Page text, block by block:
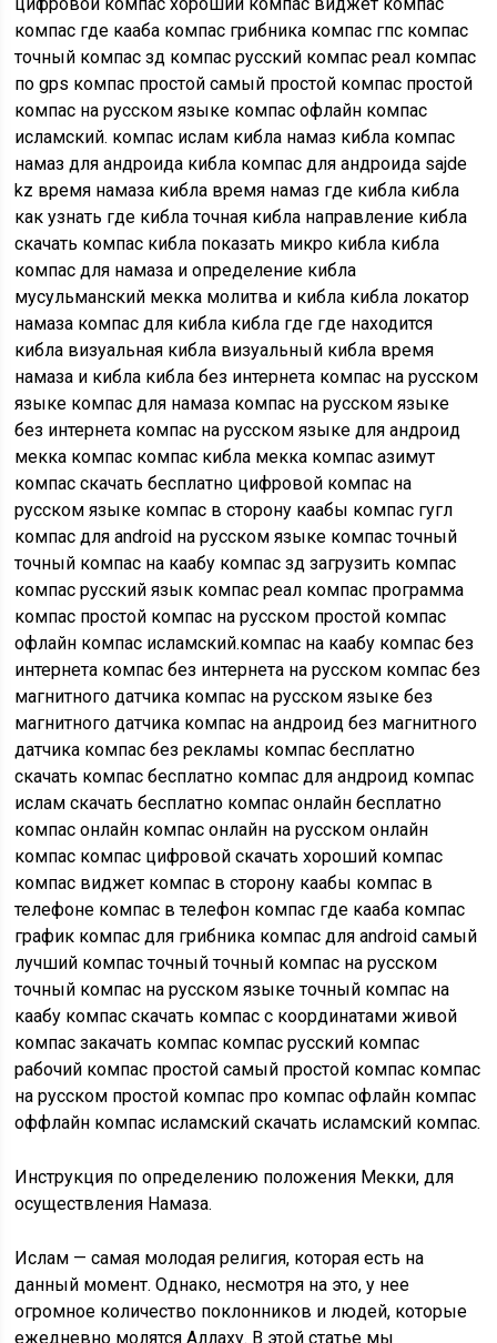
компас где кааба компас грибника компас гпс компас
точный компас зд компас русский компас реал компас
по gps компас простой самый простой компас простой
компас на русском языке компас офлайн компас
исламский. компас ислам кибла намаз кибла компас
намаз для андроида кибла компас для андроида sajde
kz время намаза кибла время намаз где кибла кибла
как узнать где кибла точная кибла направление кибла
скачать компас кибла показать микро кибла кибла
компас для намаза и определение кибла
мусульманский мекка молитва и кибла кибла локатор
намаза компас для кибла кибла где где находится
кибла визуальная кибла визуальный кибла время
намаза и кибла кибла без интернета компас на русском
языке компас для намаза компас на русском языке
без интернета компас на русском языке для андроид
мекка компас компас кибла мекка компас азимут
компас скачать бесплатно цифровой компас на
русском языке компас в сторону каабы компас гугл
компас для android на русском языке компас точный
точный компас на каабу компас зд загрузить компас
компас русский язык компас реал компас программа
компас простой компас на русском простой компас
офлайн компас исламский.компас на каабу компас без
интернета компас без интернета на русском компас без
магнитного датчика компас на русском языке без
магнитного датчика компас на андроид без магнитного
датчика компас без рекламы компас бесплатно
скачать компас бесплатно компас для андроид компас
ислам скачать бесплатно компас онлайн бесплатно
компас онлайн компас онлайн на русском онлайн
компас компас цифровой скачать хороший компас
компас виджет компас в сторону каабы компас в
телефоне компас в телефон компас где кааба компас
график компас для грибника компас для android самый
лучший компас точный точный компас на русском
точный компас на русском языке точный компас на
каабу компас скачать компас с координатами живой
компас закачать компас компас русский компас
рабочий компас простой самый простой компас компас
на русском простой компас про компас офлайн компас
оффлайн компас исламский скачать исламский компас.
Инструкция по определению положения Мекки, для
осуществления Намаза.
Ислам — самая молодая религия, которая есть на
данный момент. Однако, несмотря на это, у нее
огромное количество поклонников и людей, которые
ежедневно молятся Аллаху. В этой статье мы